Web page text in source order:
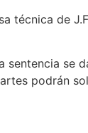
técnica de
sentencia se
podrán